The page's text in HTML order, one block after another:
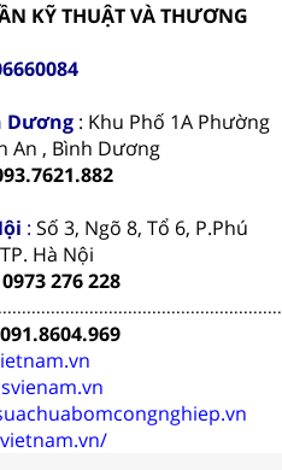
KỸ THUẬT VÀ THƯƠNG
Dương : Khu Phố 1A Phường
An , Bình Dương
: Số 3, Ngõ 8, Tổ 6, P.Phú
Hà Nội
276 228
091.8604.969